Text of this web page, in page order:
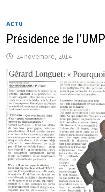
ACTU
Présidence de l’UMP
24 novembre, 2014